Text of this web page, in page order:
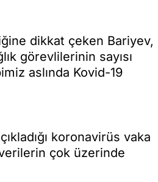
dikkat çeken Bariyev,
görevlilerinin sayısı
aslında Kovid-19
koronavirüs vaka
verilerin çok üzerinde